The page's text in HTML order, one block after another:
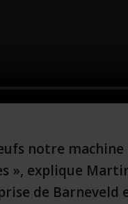
notre
», explique
de